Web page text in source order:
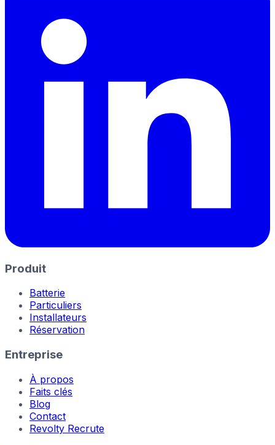
Produit
Batterie
Particuliers
Installateurs
Réservation
Entreprise
À propos
Faits clés
Blog
Contact
Revolty Recrute